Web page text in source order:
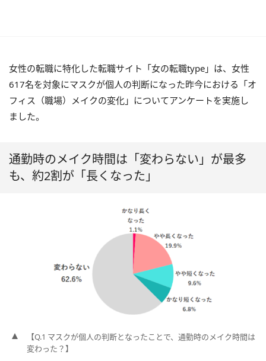
女性の転職に特化した転職サイト「女の転職type」は、女性
617名を対象にマスクが個人の判断になった昨今における「オ
フィス（職場）メイクの変化」についてアンケートを実施し
ました。
通勤時のメイク時間は「変わらない」が最多
も、約2割が「長くなった」
【Q.1 マスクが個人の判断となったことで、通勤時のメイク時間は
変わった？】